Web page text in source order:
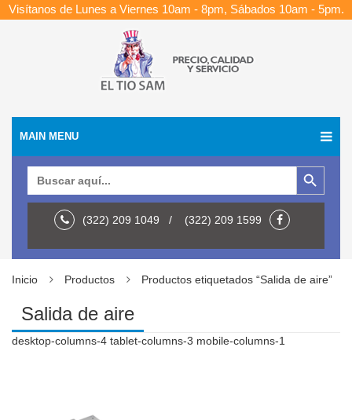
Visítanos de Lunes a Viernes 10am - 8pm, Sábados 10am - 5pm.
MAIN MENU
Botón de búsqueda
(322) 209 1049 / (322) 209 1599
Inicio Productos Productos etiquetados “Salida de aire”
Salida de aire
desktop-columns-4 tablet-columns-3 mobile-columns-1